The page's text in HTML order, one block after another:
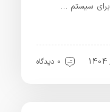
0 دیدگاه